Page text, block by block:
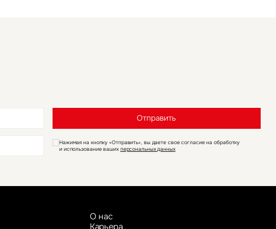
Отправить
Нажимая на кнопку «Отправить», вы даете свое согласие на обработку
и использование ваших персональных данных
О нас